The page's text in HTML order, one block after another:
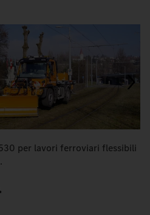
per lavori ferroviari flessibili